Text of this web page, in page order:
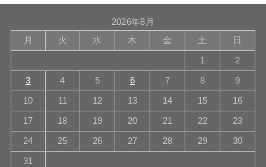
2026年8月
月
火 水 木 金 土 日
1 2
3 4 5 6 7 8 9
10 11 12 13 14 15 16
17 18 19 20 21 22 23
24 25 26 27 28 29 30
31